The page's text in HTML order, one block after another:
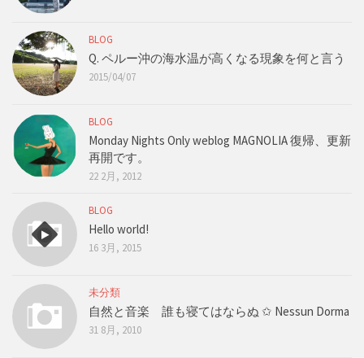
BLOG
Q. ペルー沖の海水温が高くなる現象を何と言う
2015/04/07
BLOG
Monday Nights Only weblog MAGNOLIA 復帰、更新
再開です。
22 2月, 2012
BLOG
Hello world!
16 3月, 2015
未分類
自然と音楽 誰も寝てはならぬ ✩ Nessun Dorma
31 8月, 2010